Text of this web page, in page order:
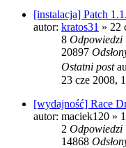
[instalacja] Patch
autor: kratos31 » 22
8 Odpowiedzi
20897
Ostatni post
23 cze 2008,
[wydajność] Race
autor: maciek120 »
2 Odpowiedzi
14868